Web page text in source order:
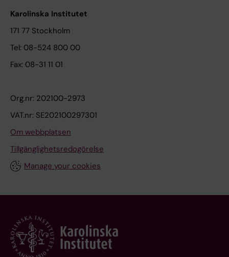
Karolinska Institutet
171 77 Stockholm
Tel: 08-524 800 00
Fax: 08-31 11 01
Org.nr: 202100-2973
VAT.nr: SE202100297301
Om webbplatsen
Tillgänglighetsredogörelse
Manage your cookies